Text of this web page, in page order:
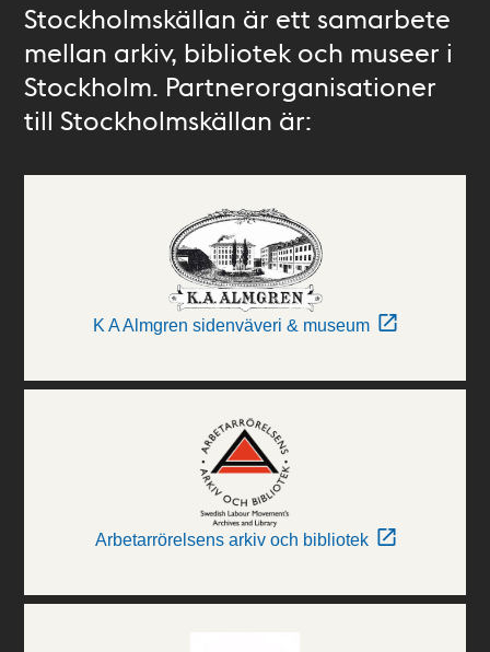
Stockholmskällan är ett samarbete
mellan arkiv, bibliotek och museer i
Stockholm. Partnerorganisationer
till Stockholmskällan är:
K A Almgren sidenväveri & museum
Arbetarrörelsens arkiv och bibliotek